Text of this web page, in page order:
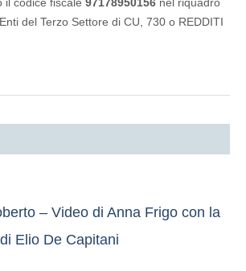
del Terzo Settore di CU, 730 o REDDITI
– Video di Anna Frigo con la
Elio De Capitani